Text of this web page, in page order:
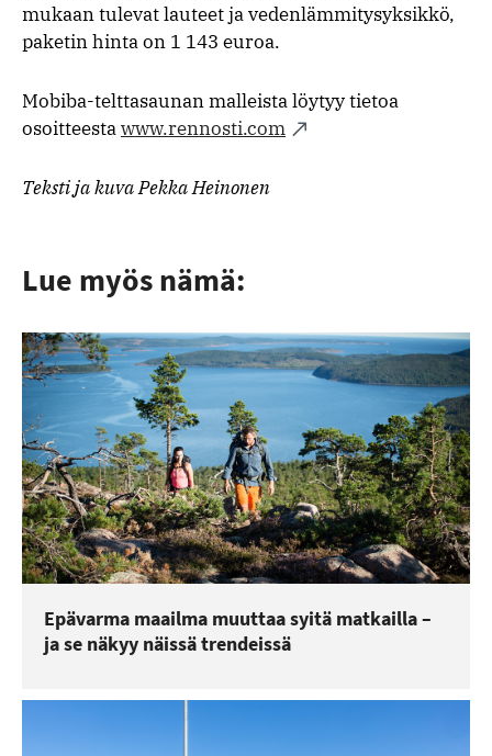
mukaan tulevat lauteet ja vedenlämmitysyksikkö,
paketin hinta on 1 143 euroa.
Mobiba-telttasaunan malleista löytyy tietoa
osoitteestawww.rennosti.com
Teksti ja kuva Pekka Heinonen
Lue myös nämä:
Epävarma maailma muuttaa syitä matkailla –
ja se näkyy näissä trendeissä